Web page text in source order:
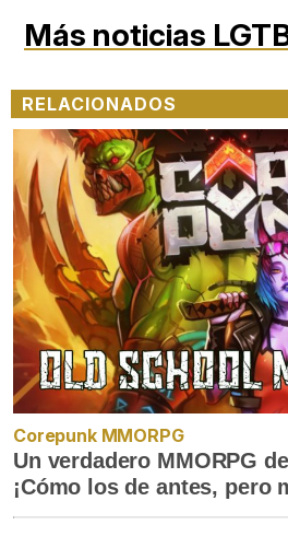
Más noticias
RELACIONADOS
Corepunk MMORPG
Un verdadero MMORPG
¡Cómo los de antes, pero